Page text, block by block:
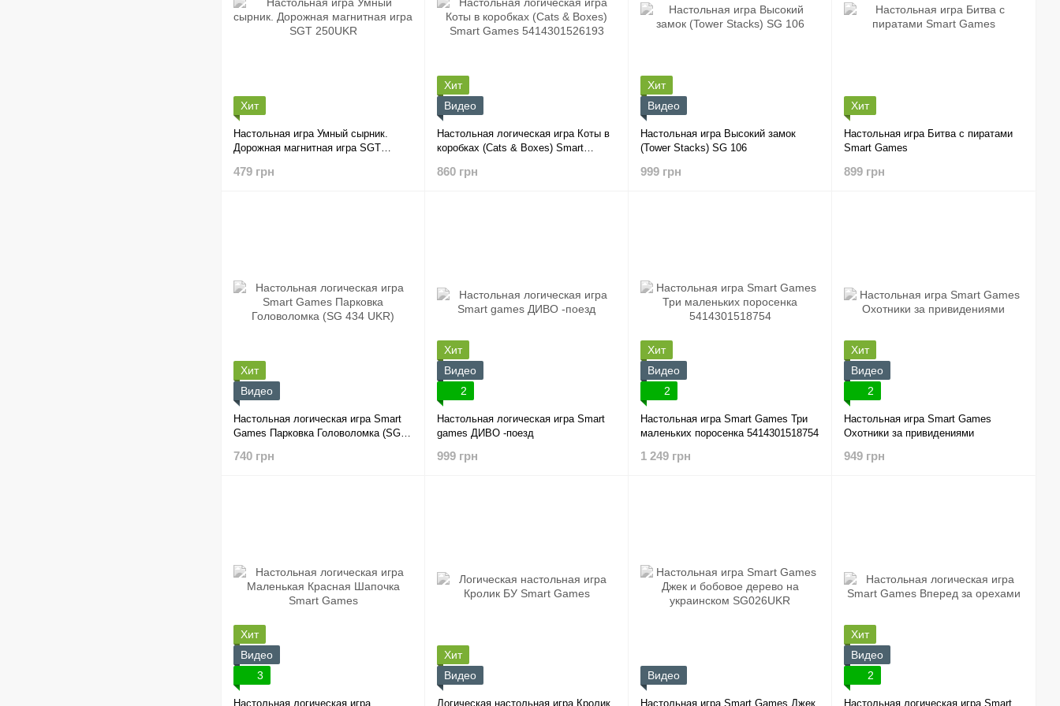
Хит
Настольная игра Умный сырник.
Дорожная магнитная игра SGT
479 грн
Хит
Видео
Настольная логическая игра Коты в
коробках (Cats & Boxes) Smart
860 грн
Хит
Видео
Настольная игра Высокий замок
(Tower Stacks) SG 106
999 грн
Хит
Настольная игра Битва с пиратами
Smart Games
899 грн
Хит
Видео
Настольная логическая игра Smart
Games Парковка Головоломка (SG
740 грн
Хит
Видео
2
Настольная логическая игра Smart
games ДИВО -поезд
999 грн
Хит
Видео
2
Настольная игра Smart Games Три
маленьких поросенка 5414301518754
1 249 грн
Хит
Видео
2
Настольная игра Smart Games
Охотники за привидениями
949 грн
Хит
Видео
3
Настольная логическая игра
Хит
Видео
Логическая настольная игра Кролик
Видео
Настольная игра Smart Games Джек
Хит
Видео
2
Настольная логическая игра Smart